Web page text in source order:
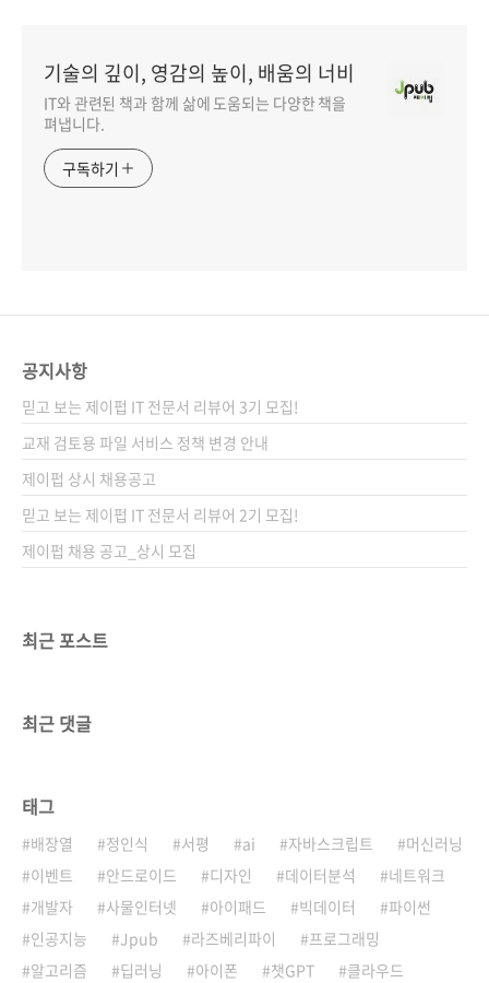
기술의 깊이, 영감의 높이, 배움의 너비
IT와 관련된 책과 함께 삶에 도움되는 다양한 책을
펴냅니다.
구독하기
공지사항
믿고 보는 제이펍 IT 전문서 리뷰어 3기 모집!
교재 검토용 파일 서비스 정책 변경 안내
제이펍 상시 채용공고
믿고 보는 제이펍 IT 전문서 리뷰어 2기 모집!
제이펍 채용 공고_상시 모집
최근 포스트
최근 댓글
태그
배장열 정인식 서평 ai 자바스크립트
머신러닝
이벤트
안드로이드 디자인 데이터분석
네트워크
개발자
사물인터넷 아이패드 빅데이터
파이썬
인공지능
Jpub 라즈베리파이
프로그래밍
알고리즘
딥러닝 아이폰 챗GPT 클라우드